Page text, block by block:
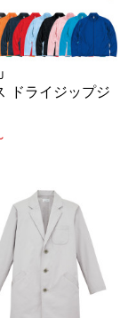
ドライジップジ